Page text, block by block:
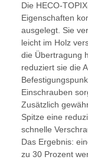
Die HECO-
Eigenschaften
ausgelegt. Sie
leicht im Holz
die Übertragung
reduziert sie die
Einschrauben
Zusätzlich
Spitze eine
schnelle
Das Ergebnis:
zu 30 Prozent